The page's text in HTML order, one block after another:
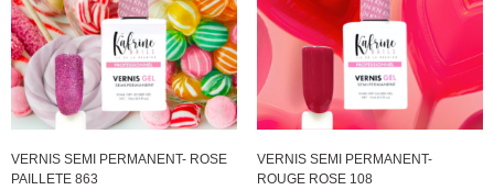
VERNIS SEMI PERMANENT- ROSE
PAILLETE 863
VERNIS SEMI PERMANENT-
ROUGE ROSE 108